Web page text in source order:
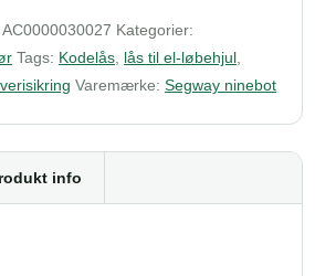
AC0000030027 Kategorier:
Tags: Kodelås lås til el-løbehjul
Varemærke: Segway ninebot
info